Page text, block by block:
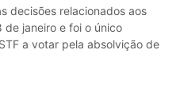
decisões relacionados aos
janeiro e foi o único
a votar pela absolvição de